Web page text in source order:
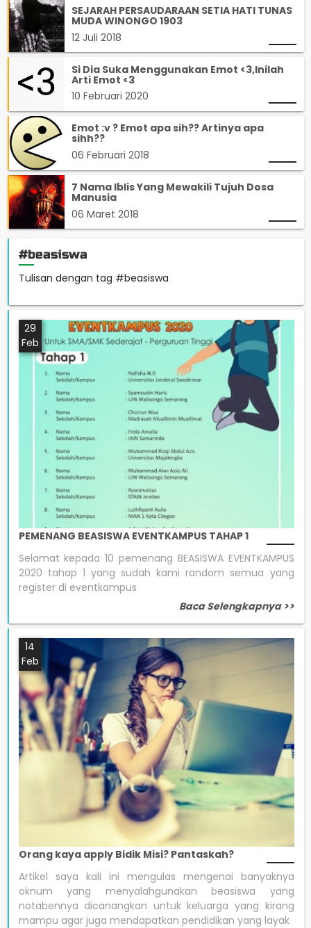
SEJARAH PERSAUDARAAN SETIA HATI TUNAS
MUDA WINONGO 1903
12 Juli 2018
Si Dia Suka Menggunakan Emot <3,Inilah
Arti Emot <3
10 Februari 2020
Emot :v ? Emot apa sih?? Artinya apa
sihh??
06 Februari 2018
7 Nama Iblis Yang Mewakili Tujuh Dosa
Manusia
06 Maret 2018
#beasiswa
Tulisan dengan tag #beasiswa
29
Feb
PEMENANG BEASISWA EVENTKAMPUS TAHAP 1
Selamat kepada 10 pemenang BEASISWA EVENTKAMPUS
2020 tahap 1 yang sudah kami random semua yang
register di eventkampus
Baca Selengkapnya >>
14
Feb
Orang kaya apply Bidik Misi? Pantaskah?
Artikel saya kali ini mengulas mengenai banyaknya
oknum yang menyalahgunakan beasiswa yang
notabennya dicanangkan untuk keluarga yang kirang
mampu agar juga mendapatkan pendidikan yang layak